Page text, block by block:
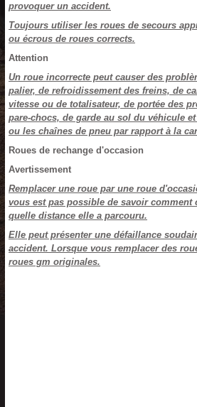
provoquer un accident.
Toujours utiliser les roues de secours
ou écrous de roues corrects.
Attention
Un roue incorrecte peut causer des
palier, de refroidissement des freins, de
vitesse ou de totalisateur, de portée des
pare-chocs, de garde au sol du véhicule
ou les chaînes de pneu par rapport à la
Roues de rechange d'occasion
Avertissement
Remplacer une roue par une roue
vous est pas possible de savoir comment
quelle distance elle a parcouru.
Elle peut présenter une défaillance
accident. Lorsque vous remplacer des
roues gm originales.